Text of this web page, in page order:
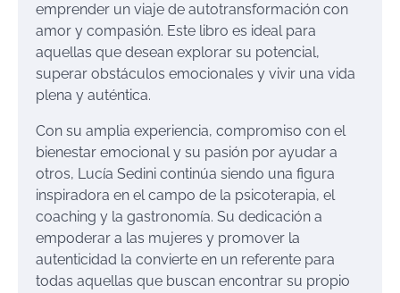
emprender un viaje de autotransformación con
amor y compasión. Este libro es ideal para
aquellas que desean explorar su potencial,
superar obstáculos emocionales y vivir una vida
plena y auténtica.
Con su amplia experiencia, compromiso con el
bienestar emocional y su pasión por ayudar a
otros, Lucía Sedini continúa siendo una figura
inspiradora en el campo de la psicoterapia, el
coaching y la gastronomía. Su dedicación a
empoderar a las mujeres y promover la
autenticidad la convierte en un referente para
todas aquellas que buscan encontrar su propio